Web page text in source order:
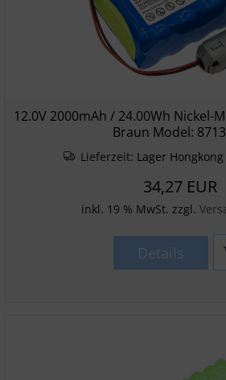
12.0V 2000mAh / 24.00Wh Nickel-
Braun Model:
Lieferzeit: Lager
34,27 EUR
inkl. 19 % MwSt. zzgl.
Details